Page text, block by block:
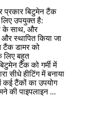
प्रकार बिटुमेन टैंक
उपयुक्त है:
के साथ, और
स्थापित किया जा
टैंक डामर को
लिए बहुत
टैंक को गर्मी में
सीधे हीटिंग में बनाया
टैंकों का उपयोग
की पाइपलाइन ...